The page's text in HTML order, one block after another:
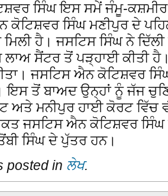
ਸਿੰਘ ਇਸ ਸਮੇਂ ਜੰਮੂ-
ਕੋਟਿਸ਼ਵਰ ਸਿੰਘ ਮਣੀਪੁਰ ਦੇ
ਹੈ। ਜਸਟਿਸ ਸਿੰਘ ਨੇ
ਸੈਂਟਰ ਤੋਂ ਪੜ੍ਹਾਈ ਕੀਤੀ
ਜਸਟਿਸ ਐਨ ਕੋਟਿਸ਼ਵਰ
ਇਸ ਤੋਂ ਬਾਅਦ ਉਨ੍ਹਾਂ ਨੂੰ ਜੱਜ
ਅਤੇ ਮਨੀਪੁਰ ਹਾਈ ਕੋਰਟ ਵਿੱਚ
ਜਸਟਿਸ ਐਨ ਕੋਟਿਸ਼ਵਰ
ਸਿੰਘ ਦੇ ਪੁੱਤਰ ਹਨ।
posted in ਲੇਖ.